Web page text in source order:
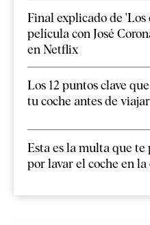
Final explicado de 'Los
película con José
en Netflix
Los 12 puntos clave
tu coche antes de viajar
Esta es la multa que
por lavar el coche en la